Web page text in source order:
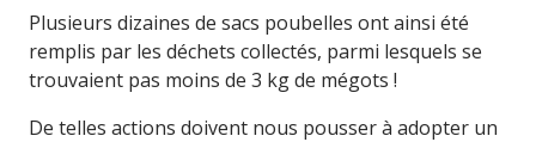
Plusieurs dizaines de sacs poubelles ont ainsi été
remplis par les déchets collectés, parmi lesquels se
trouvaient pas moins de 3 kg de mégots !
De telles actions doivent nous pousser à adopter un